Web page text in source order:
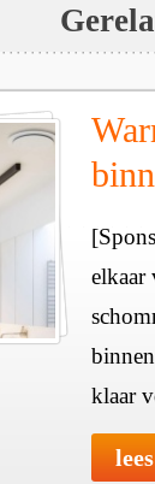
elkaar
klaar